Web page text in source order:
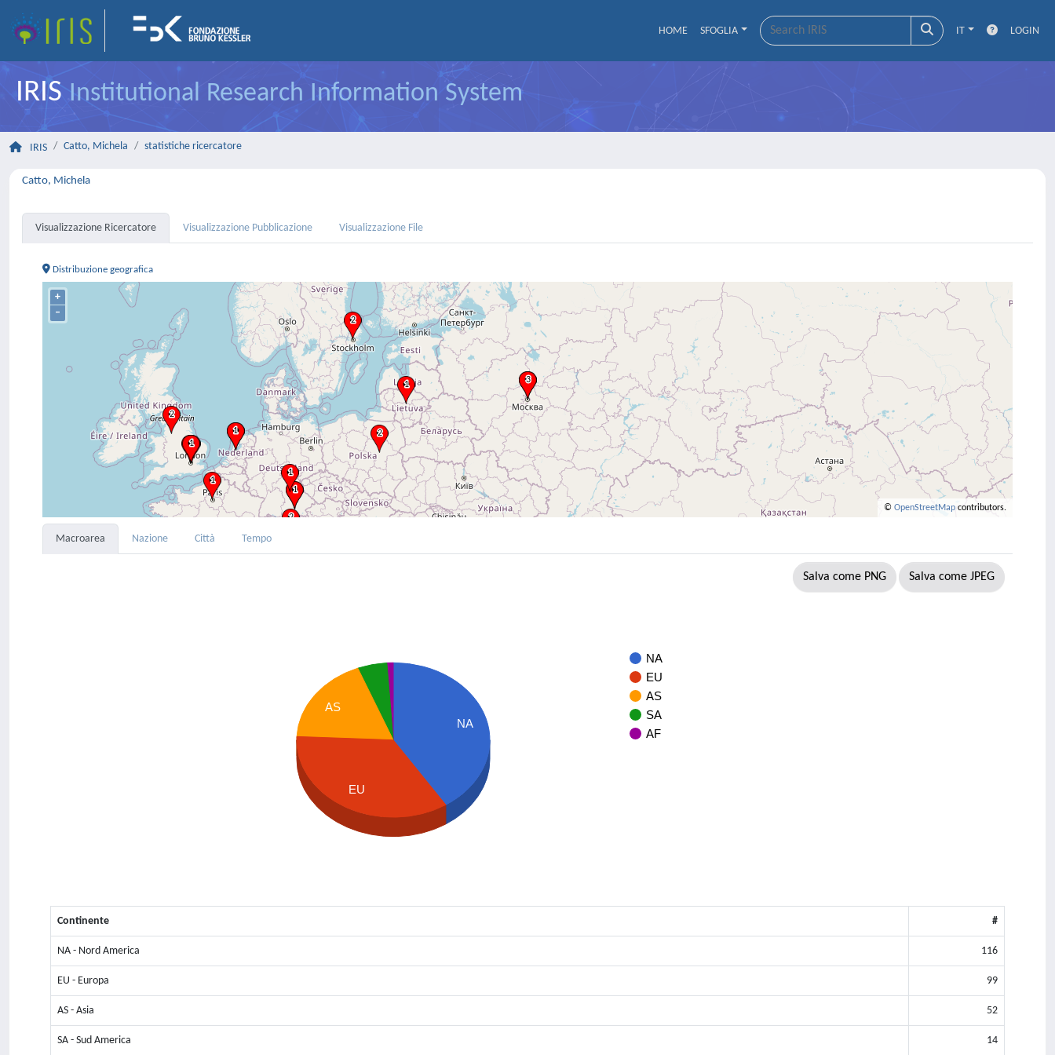
HOME SFOGLIA IT LOGIN
IRISInstitutional Research Information System
IRIS Catto, Michela statistiche ricercatore
Catto, Michela
Visualizzazione Ricercatore Visualizzazione Pubblicazione Visualizzazione File
Distribuzione geografica
+
–
© OpenStreetMap contributors.
Macroarea Nazione Città Tempo
Salva come PNG Salva come JPEG
NA
EU
AS
SA
AF
NA
AS
EU
Continente #
NA - Nord America 116
EU - Europa 99
AS - Asia 52
SA - Sud America 14